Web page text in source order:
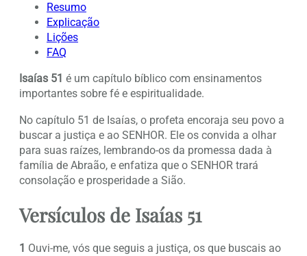
Resumo
Explicação
Lições
FAQ
Isaías 51 é um capítulo bíblico com ensinamentos
importantes sobre fé e espiritualidade.
No capítulo 51 de Isaías, o profeta encoraja seu povo a
buscar a justiça e ao SENHOR. Ele os convida a olhar
para suas raízes, lembrando-os da promessa dada à
família de Abraão, e enfatiza que o SENHOR trará
consolação e prosperidade a Sião.
Versículos de Isaías 51
1 Ouvi-me, vós que seguis a justiça, os que buscais ao